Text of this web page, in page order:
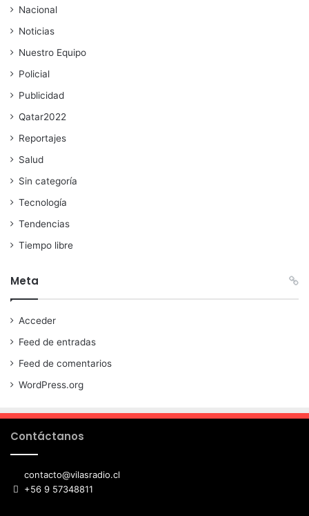
Nacional
Noticias
Nuestro Equipo
Policial
Publicidad
Qatar2022
Reportajes
Salud
Sin categoría
Tecnología
Tendencias
Tiempo libre
Meta
Acceder
Feed de entradas
Feed de comentarios
WordPress.org
Contáctanos
contacto@vilasradio.cl
+56 9 57348811